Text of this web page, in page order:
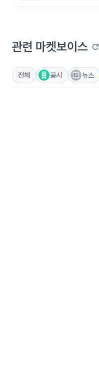
관련 마켓보이스 refresh
전체 공시 뉴스